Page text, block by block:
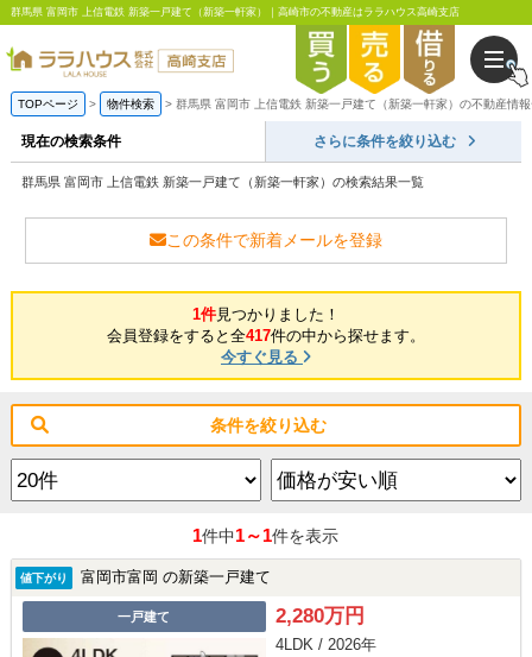
群馬県 富岡市 上信電鉄 新築一戸建て（新築一軒家）｜高崎市の不動産はララハウス高崎支店
TOPページ 物件検索 群馬県 富岡市 上信電鉄 新築一戸建て（新築一軒家）の不動産情
現在の検索条件 さらに条件を絞り込む
群馬県 富岡市 上信電鉄 新築一戸建て（新築一軒家）の検索結果一覧
この条件で新着メールを登録
1件見つかりました！
会員登録をすると全417件の中から探せます。
今すぐ見る
条件を絞り込む
1件中1～1件を表示
値下がり 富岡市富岡 の新築一戸建て
一戸建て 2,280万円
4LDK / 2026年